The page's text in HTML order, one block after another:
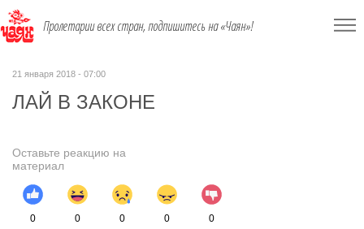
Пролетарии всех стран, подпишитесь на «Чаян»!
21 января 2018 - 07:00
ЛАЙ В ЗАКОНЕ
Оставьте реакцию на
материал
0 0 0 0 0